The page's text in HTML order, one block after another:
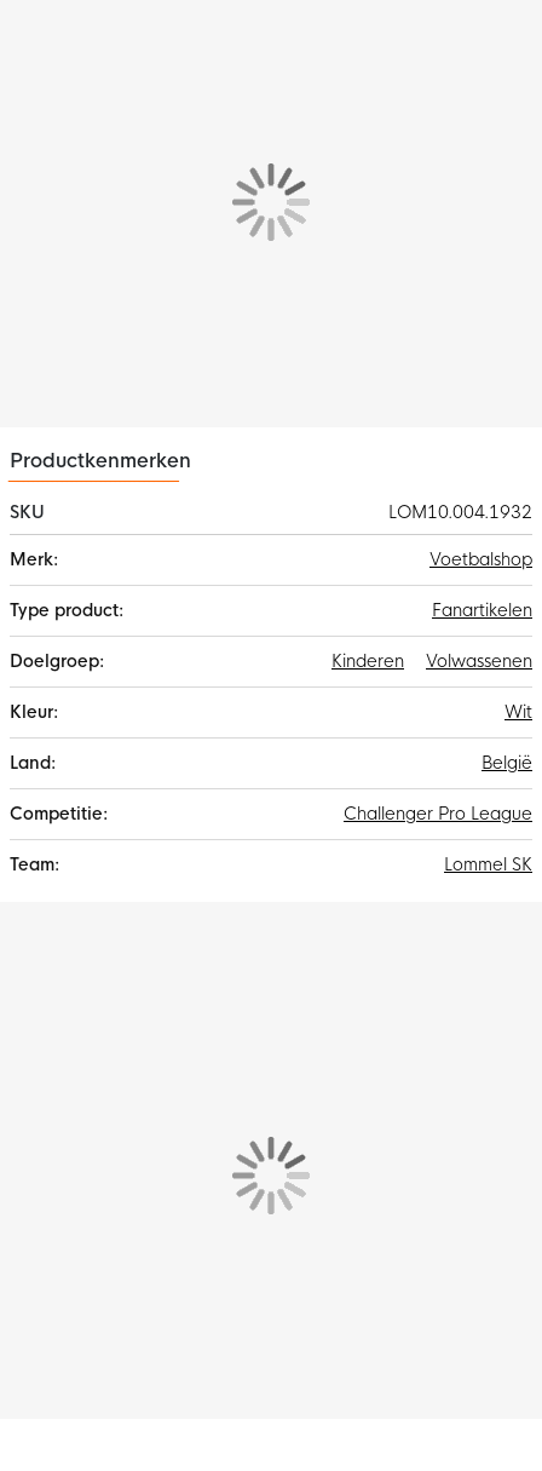
geproduceerd in een gelimiteerde oplage zodat ze ten alle
tijden exclusief blijven en in de komende seizoenen, als
onderdeel van je collectie, in waarde stijgen. Haal nu een
shirtplay van jouw favoriete club!
Productkenmerken
SKU
LOM10.004.1932
informatie
Voetbalshop
Fanartikelen
Volwassenen
Kinderen
Wit
België
Challenger Pro League
Lommel SK